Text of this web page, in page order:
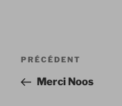
Navigation
l’article
Article
précédent
PRÉCÉDENT
Merci Noos